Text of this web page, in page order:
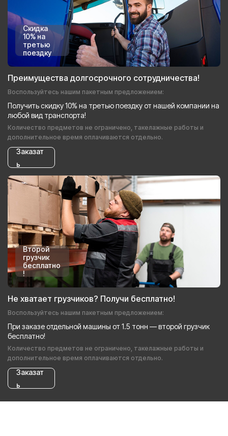
Скидка
10% на
третью
поездку
Преимущества долгосрочного сотрудничества!
Воспользуйтесь нашим пакетным предложением:
Получить скидку 10% на третью поездку от нашей компании на
любой вид транспорта!
Количество предметов не ограничено, такелажные работы и
дополнительное время оплачиваются отдельно.
Заказат
ь
Второй
грузчик
бесплатно
!
Не хватает грузчиков? Получи бесплатно!
Воспользуйтесь нашим пакетным предложением:
При заказе отдельной машины от 1.5 тонн — второй грузчик
бесплатно!
Количество предметов не ограничено, такелажные работы и
дополнительное время оплачиваются отдельно.
Заказат
ь